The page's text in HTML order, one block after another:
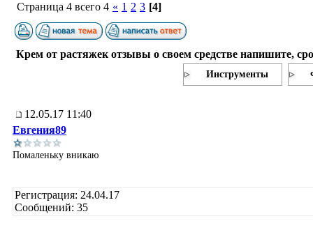
Страница 4 всего 4 « 1 2 3 [4]
Крем от растяжек отзывы о своем средстве напишите,
Инструменты
12.05.17 11:40
Евгения89
Помаленьку вникаю
Регистрация: 24.04.17
Сообщений: 35